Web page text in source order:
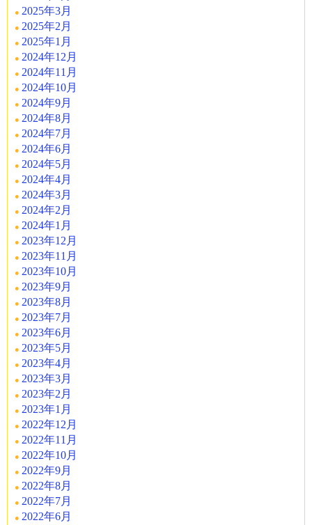
2025年3月
2025年2月
2025年1月
2024年12月
2024年11月
2024年10月
2024年9月
2024年8月
2024年7月
2024年6月
2024年5月
2024年4月
2024年3月
2024年2月
2024年1月
2023年12月
2023年11月
2023年10月
2023年9月
2023年8月
2023年7月
2023年6月
2023年5月
2023年4月
2023年3月
2023年2月
2023年1月
2022年12月
2022年11月
2022年10月
2022年9月
2022年8月
2022年7月
2022年6月